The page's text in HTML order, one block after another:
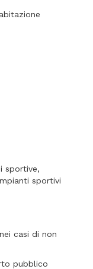
sportivi
casi di non
pubblico